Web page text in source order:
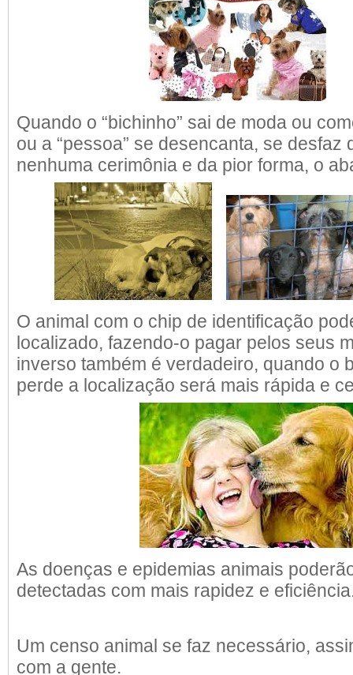
Quando o “bichinho” sai de moda ou
ou a “pessoa” se desencanta, se desfaz
nenhuma cerimônia e da pior forma, o
O animal com o chip de identificação
localizado, fazendo-o pagar pelos seus
inverso também é verdadeiro, quando o
perde a localização será mais rápida e
As doenças e epidemias animais
detectadas com mais rapidez e
Um censo animal se faz necessário,
com a gente.